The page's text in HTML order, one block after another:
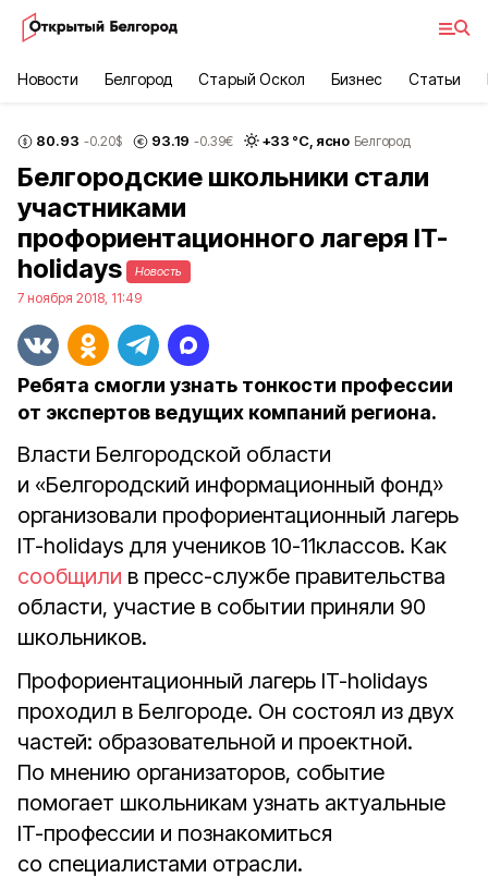
Новости Белгород Старый Оскол Бизнес Статьи
80.93 -0.20$ 93.19 -0.39€ +33 °С, ясно Белгород
Белгородские школьники стали
участниками
профориентационного лагеря IT-
holidays
Новость
7 ноября 2018, 11:49
Ребята смогли узнать тонкости профессии
от экспертов ведущих компаний региона.
Власти Белгородской области
и «Белгородский информационный фонд»
организовали профориентационный лагерь
IT-holidays для учеников 10-11классов. Как
сообщили в пресс-службе правительства
области, участие в событии приняли 90
школьников.
Профориентационный лагерь IT-holidays
проходил в Белгороде. Он состоял из двух
частей: образовательной и проектной.
По мнению организаторов, событие
помогает школьникам узнать актуальные
IT-профессии и познакомиться
со специалистами отрасли.